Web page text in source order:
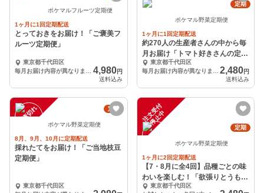
ポケマルフルーツ定期便
1ヶ月に1回定期配送
とっておきをお届け！「ご褒美フ
ルーツ定期便」
東京都千代田区
4,980円
送料込み
定期
ポケマル野菜定期便
1ヶ月に1回定期配送
約270人の生産者さんの中から毎
月お届け「トマト好きさんの定期
便」東京都千代田区
2,480円
送料込み
在庫切れ 定期
ポケマル野菜定期便
8月、9月、10月に定期配送
採れたてをお届け！「ご当地枝豆
定期便」
東京都千代田区
注
文
受
付
停
止
中
定期
ポケマル野菜定期便
1ヶ月に2回定期配送
【7・8月に全4回】品種ごとの味
わいを楽しむ！「欲張りとうもろ
こしの定期便」
東京都千代田区